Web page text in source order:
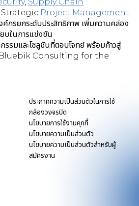
, Supply Chain
Strategic Project Management
ค์กรยกระดับประสิทธิภาพ เพิ่มความคล่อง
ยบในการแข่งขัน
รรมและโซลูชันที่ตอบโจทย์ พร้อมก้าวสู่
Bluebik Consulting for the
ประกาศความเป็นส่วนตัวในการใช้
กล้องวงจรปิด
นโยบายการใช้งานคุกกี้
นโยบายความเป็นส่วนตัว
นโยบายความเป็นส่วนตัวสำหรับผู้
สมัครงาน